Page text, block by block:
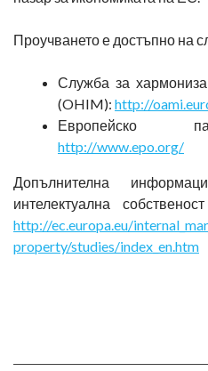
Проучването е достъпно на
Служба за
(OHIM): http://
Европейско
http://www.epo.org/
Допълнителна
интелектуална
http://ec.europa.eu/internal
property/studies/index en.htm